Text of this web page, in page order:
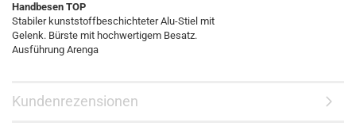
Handbesen TOP
Stabiler kunststoffbeschichteter Alu-Stiel mit
Gelenk. Bürste mit hochwertigem Besatz.
Ausführung Arenga
Kundenrezensionen